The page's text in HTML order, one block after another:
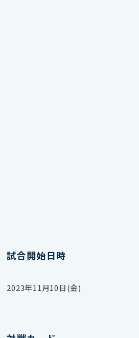
試合開始日時
2023年11月10日(金)